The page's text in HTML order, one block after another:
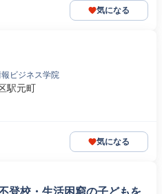
気になる
ビジネス学院
駅元町
気になる
登校・生活困窮の子どもを